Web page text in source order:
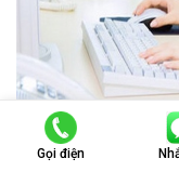
Đội nhân viên tư
Gọi điện